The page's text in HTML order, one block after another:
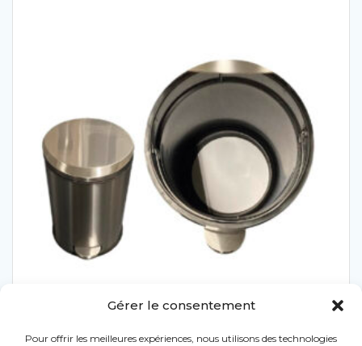
Gérer le consentement
Pour offrir les meilleures expériences, nous utilisons des technologies